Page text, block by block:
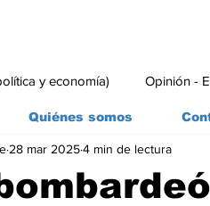
y economía) Opinión -
Economía y Producción
28 mar 20254 min de lectura
Quiénes somos